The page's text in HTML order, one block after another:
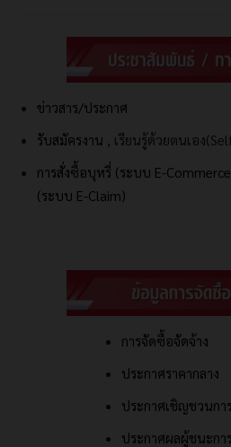
ข่าวสาร/ประกาศ
รับสมัครงาน , เรียนรู้ด้วยตนเอง
การสั่งซื้อบุหรี่ (ระบบ E-
(ระบบ E-Claim)
การจัดซื้อจัดจ้าง
ประกาศราคากลาง
ประกาศเชิญชวนกา
ประกาศผลผู้ชนะกา